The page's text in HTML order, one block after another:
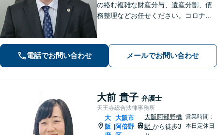
の絡む複雑な財産分与、遺産分割、債
務整理などお任せください。コロナ禍
添い、皆さまが安心して暮らせるよ
う、全力でお守りします。
電話でお問い合わせ メールでお問い合わせ
大前 貴子 弁護士
天王寺総合法律事務所
大
阪
大阪市
阿倍野
大阪阿部野橋
駅から徒歩3
営業時間：
本日定休日